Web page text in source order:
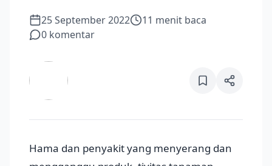
25 September 2022 11 menit baca
0 komentar
Hama dan penyakit yang menyerang dan